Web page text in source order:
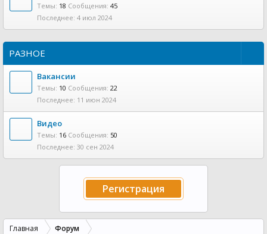
Темы: 18 Сообщения: 45
4 июл 2024
РАЗНОЕ
Вакансии
Темы: 10 Сообщения: 22
11 июн 2024
Видео
Темы: 16 Сообщения: 50
30 сен 2024
Регистрация
Главная Форум